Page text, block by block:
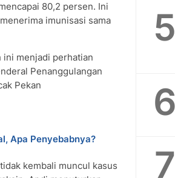
80,2 persen. Ini
imunisasi sama
ini menjadi perhatian
Penanggulangan
Pekan
Apa Penyebabnya?
kembali muncul kasus
5
6
7